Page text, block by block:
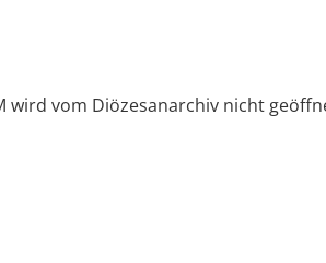
wird vom Diözesanarchiv nicht